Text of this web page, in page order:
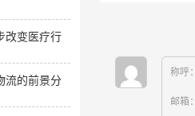
改变医疗行
流的前景分
称呼
邮箱